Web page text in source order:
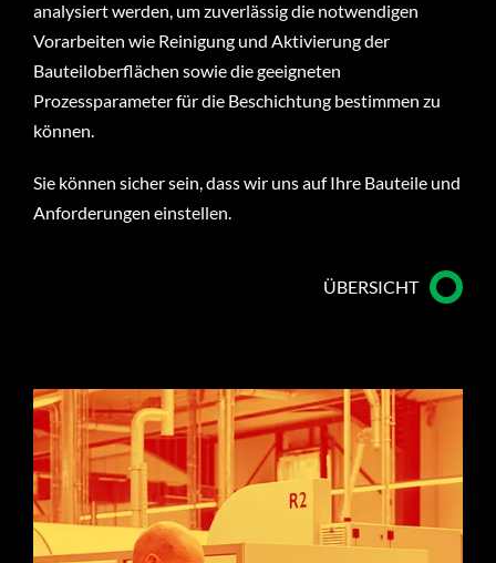
analysiert werden, um zuverlässig die notwendigen
Vorarbeiten wie Reinigung und Aktivierung der
Bauteiloberflächen sowie die geeigneten
Prozessparameter für die Beschichtung bestimmen zu
können.
Sie können sicher sein, dass wir uns auf Ihre Bauteile und
Anforderungen einstellen.
ÜBERSICHT
VORREINIGUNG
Damit optimale Ergebnisse erzielt werden können,
müssen die Bauteile vor dem Beschichten
hinreichend sauber sein. Fett, Staub oder andere